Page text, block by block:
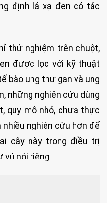
định lá xạ đen có tác
thử nghiệm trên chuột,
được lọc với kỹ thuật
bào ung thư gan và ung
những nghiên cứu dùng
quy mô nhỏ, chưa thực
nhiều nghiên cứu hơn để
cây này trong điều trị
vú nói riêng.